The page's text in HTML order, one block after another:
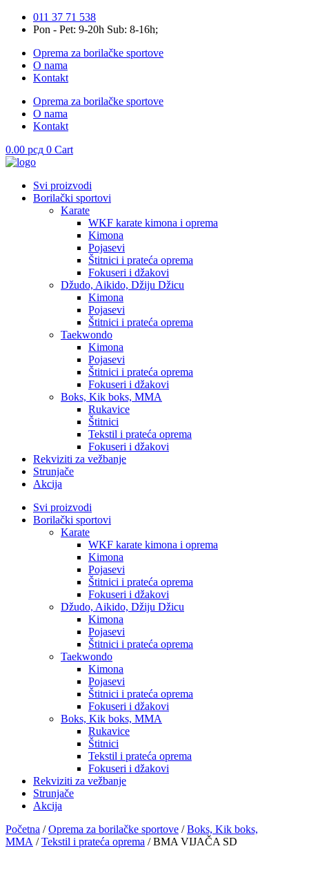
Skip
011 37 71 538
Pon - Pet: 9-20h Sub: 8-16h;
Oprema za borilačke sportove
O nama
Kontakt
Oprema za borilačke sportove
O nama
Kontakt
0.00 рсд 0 Cart
Svi proizvodi
Borilački sportovi
Karate
WKF karate kimona i oprema
Kimona
Pojasevi
Štitnici i prateća oprema
Fokuseri i džakovi
Džudo, Aikido, Džiju Džicu
Kimona
Pojasevi
Štitnici i prateća oprema
Taekwondo
Kimona
Pojasevi
Štitnici i prateća oprema
Fokuseri i džakovi
Boks, Kik boks, MMA
Rukavice
Štitnici
Tekstil i prateća oprema
Fokuseri i džakovi
Rekviziti za vežbanje
Strunjače
Akcija
Svi proizvodi
Borilački sportovi
Karate
WKF karate kimona i oprema
Kimona
Pojasevi
Štitnici i prateća oprema
Fokuseri i džakovi
Džudo, Aikido, Džiju Džicu
Kimona
Pojasevi
Štitnici i prateća oprema
Taekwondo
Kimona
Pojasevi
Štitnici i prateća oprema
Fokuseri i džakovi
Boks, Kik boks, MMA
Rukavice
Štitnici
Tekstil i prateća oprema
Fokuseri i džakovi
Rekviziti za vežbanje
Strunjače
Akcija
Početna /Oprema za borilačke sportove /Boks, Kik boks,
MMA /Tekstil i prateća oprema / BMA VIJAČA SD